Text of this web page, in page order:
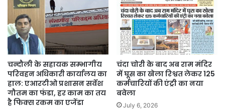
चन्दौली के सहायक सम्भागीय
परिवहन अधिकारी कार्यालय का
हाल: एआरटीओ प्रशासन सर्वेश
गौतम का फंडा, हर काम का तय
है फिक्स रकम का एजेंडा
चंदा चोरी के बाद अब राम मंदिर
में घूस का खेला रिश्वत लेकर 125
कर्मचारियों की एंट्री का नया
बवेला
July 6, 2026